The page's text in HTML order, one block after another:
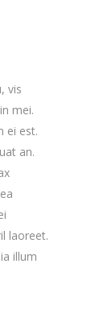
vis
mei.
ei est.
an.
laoreet.
illum